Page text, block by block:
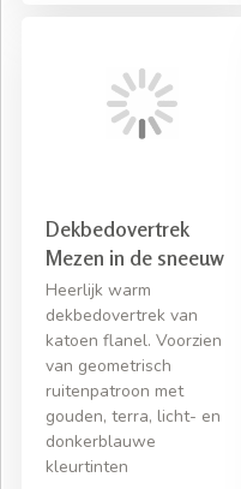
Dekbedovertrek
Mezen in de sneeuw
Heerlijk warm
dekbedovertrek van
katoen flanel. Voorzien
van geometrisch
ruitenpatroon met
gouden, terra, licht- en
donkerblauwe
kleurtinten